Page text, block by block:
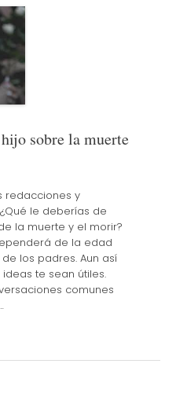
sobre la muerte
redacciones y
le deberías de
la muerte y el morir?
de la edad
los padres. Aun así
te sean útiles.
comunes